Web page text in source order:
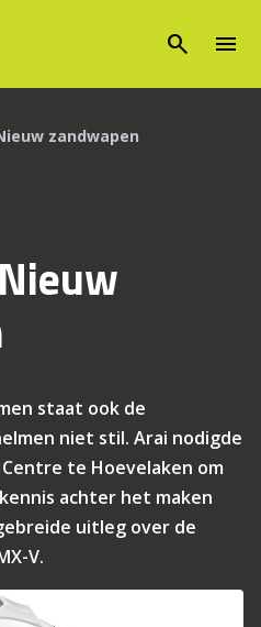
search menu
zandwapen
staat ook de
niet stil. Arai nodigde
te Hoevelaken om
achter het maken
uitleg over de
V.